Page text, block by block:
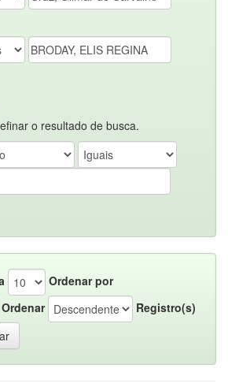
o resultado de busca.
Ordenar por
Ordenar
Registro(s)